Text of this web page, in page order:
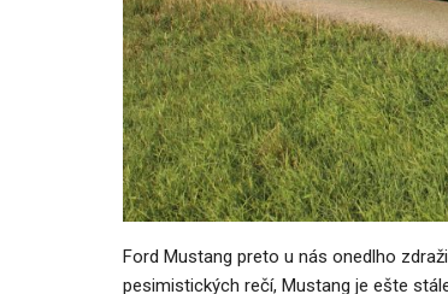
Ford Mustang preto u nás onedlho
pesimistických rečí, Mustang je ešte